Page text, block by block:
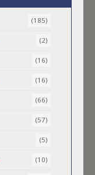
(185)
(2)
(16)
(16)
(66)
(57)
(5)
(10)